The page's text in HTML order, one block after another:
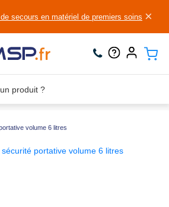
secours en matériel de premiers soins ×
volume 6 litres